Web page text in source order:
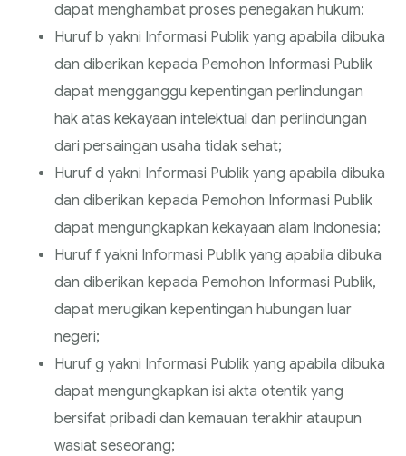
dapat menghambat proses penegakan hukum;
Huruf b yakni Informasi Publik yang apabila dibuka
dan diberikan kepada Pemohon Informasi Publik
dapat mengganggu kepentingan perlindungan
hak atas kekayaan intelektual dan perlindungan
dari persaingan usaha tidak sehat;
Huruf d yakni Informasi Publik yang apabila dibuka
dan diberikan kepada Pemohon Informasi Publik
dapat mengungkapkan kekayaan alam Indonesia;
Huruf f yakni Informasi Publik yang apabila dibuka
dan diberikan kepada Pemohon Informasi Publik,
dapat merugikan kepentingan hubungan luar
negeri;
Huruf g yakni Informasi Publik yang apabila dibuka
dapat mengungkapkan isi akta otentik yang
bersifat pribadi dan kemauan terakhir ataupun
wasiat seseorang;